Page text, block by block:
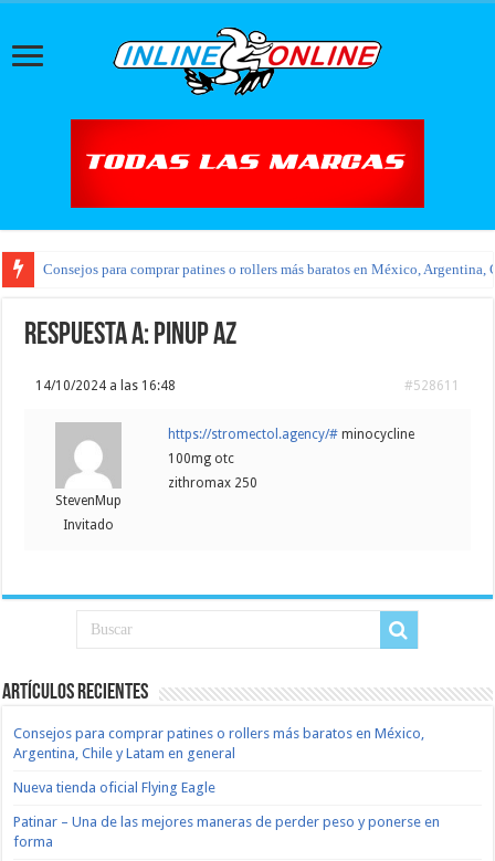
Consejos para comprar patines o rollers más baratos en México, Argentina,
Respuesta a: pinup az
14/10/2024 a las 16:48 #528611
StevenMup
Invitado
https://stromectol.agency/# minocycline
100mg otc
zithromax 250
Artículos recientes
Consejos para comprar patines o rollers más baratos en México,
Argentina, Chile y Latam en general
Nueva tienda oficial Flying Eagle
Patinar – Una de las mejores maneras de perder peso y ponerse en
forma